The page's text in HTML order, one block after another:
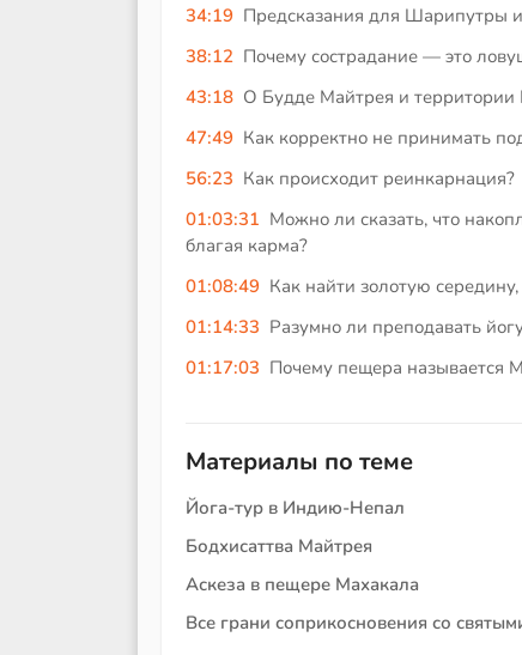
34:19 Предсказания для Шарипутры
38:12 Почему сострадание — это
43:18 О Будде Майтрея и
47:49 Как корректно не принимать
56:23 Как происходит реинкарнация?
01:03:31 Можно ли сказать, что
благая карма?
01:08:49 Как найти золотую
01:14:33 Разумно ли преподавать
01:17:03 Почему пещера называется
Материалы по теме
Йога-тур в Индию-Непал
Бодхисаттва Майтрея
Аскеза в пещере Махакала
Все грани соприкосновения со